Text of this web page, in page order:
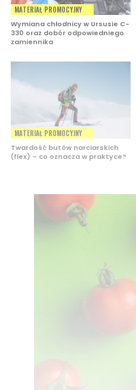
MATERIAŁ PROMOCYJNY
Wymiana chłodnicy w Ursusie C-
330 oraz dobór odpowiedniego
zamiennika
MATERIAŁ PROMOCYJNY
Twardość butów narciarskich
(flex) – co oznacza w praktyce?